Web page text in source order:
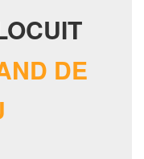
DE